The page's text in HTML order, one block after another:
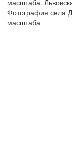
Фотография села
масштаба